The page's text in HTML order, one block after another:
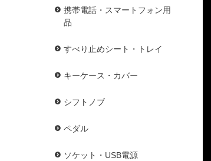
携帯電話・スマートフォン用
品
すべり止めシート・トレイ
キーケース・カバー
シフトノブ
ペダル
ソケット・USB電源